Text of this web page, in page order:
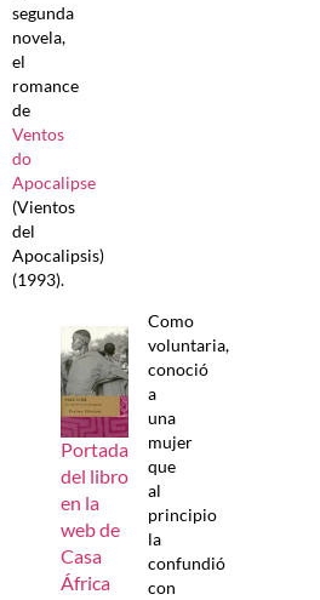
segunda
novela,
el
romance
de
Ventos
do
Apocalipse
(Vientos
del
Apocalipsis)
(1993).
Portada
del libro
en la
web de
Casa
África
Como
voluntaria,
conoció
a
una
mujer
que
al
principio
la
confundió
con